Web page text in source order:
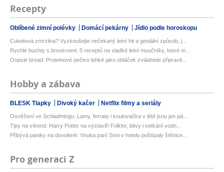
Recepty
Oblíbené zimní polévky Domácí pekárny Jídlo podle horoskopu
Cuketová zmrzlina? Vyzkoušejte nečekaný letní hit a geniální způsob, j...
Rychlé buchty s broskvemi: 5 receptů na sladké letní moučníky, které m...
Oopsie bread: Proteinové pečivo lehké jako obláček zvládnete připravit...
Hobby a zábava
BLESK Tlapky Divoký kačer Netflix filmy a seriály
Osvěžení ve Schladmingu: Lamy, ferraty i koulovačka v létě jsou jen pá...
Tipy na víkend: Harry Potter na výstavě! Folklor, bitvy i setkání vodn...
Přibývá paniky na dovolené: Vnuka paní Soni v hotelu poštípaly štěnice...
Pro generaci Z